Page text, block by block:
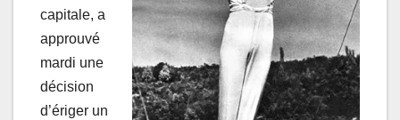
capitale, a
approuvé
mardi une
décision
d’ériger un